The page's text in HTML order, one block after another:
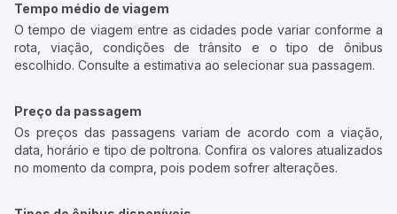
Tempo médio de viagem
O tempo de viagem entre as cidades pode variar conforme a
rota, viação, condições de trânsito e o tipo de ônibus
escolhido. Consulte a estimativa ao selecionar sua passagem.
Preço da passagem
Os preços das passagens variam de acordo com a viação,
data, horário e tipo de poltrona. Confira os valores atualizados
no momento da compra, pois podem sofrer alterações.